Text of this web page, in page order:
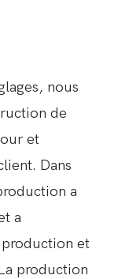
nous
de
et
Dans
a
a
et
production